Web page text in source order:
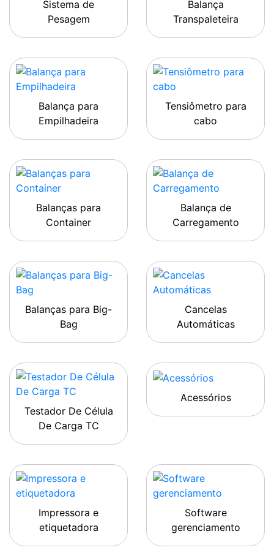
Sistema de
Pesagem
Balança
Transpaleteira
Balança para
Empilhadeira
Tensiômetro para
cabo
Balanças para
Container
Balança de
Carregamento
Balanças para Big-
Bag
Cancelas
Automáticas
Testador De Célula
De Carga TC
Acessórios
Impressora e
etiquetadora
Software
gerenciamento